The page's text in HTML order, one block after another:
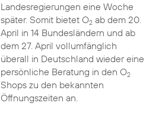
Landesregierungen eine Woche
später. Somit bietet O2ab dem 20.
April in 14 Bundesländern und ab
dem 27. April vollumfänglich
überall in Deutschland wieder eine
persönliche Beratung in den O2
Shops zu den bekannten
Öffnungszeiten an.